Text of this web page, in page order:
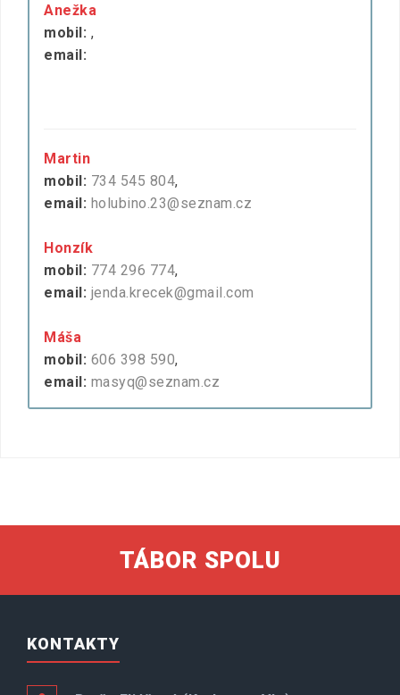
Anežka
mobil: ,
email:
Martin
mobil: 734 545 804,
email: holubino.23@seznam.cz
Honzík
mobil: 774 296 774,
email: jenda.krecek@gmail.com
Máša
mobil: 606 398 590,
email: masyq@seznam.cz
TÁBOR SPOLU
KONTAKTY